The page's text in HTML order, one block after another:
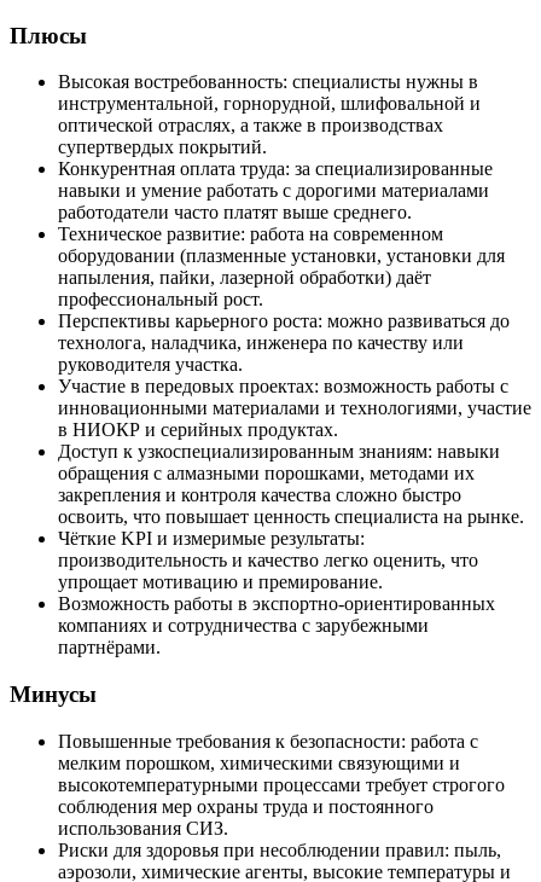
Плюсы
Высокая востребованность: специалисты нужны в
инструментальной, горнорудной, шлифовальной и
оптической отраслях, а также в производствах
супертвердых покрытий.
Конкурентная оплата труда: за специализированные
навыки и умение работать с дорогими материалами
работодатели часто платят выше среднего.
Техническое развитие: работа на современном
оборудовании (плазменные установки, установки для
напыления, пайки, лазерной обработки) даёт
профессиональный рост.
Перспективы карьерного роста: можно развиваться до
технолога, наладчика, инженера по качеству или
руководителя участка.
Участие в передовых проектах: возможность работы с
инновационными материалами и технологиями, участие
в НИОКР и серийных продуктах.
Доступ к узкоспециализированным знаниям: навыки
обращения с алмазными порошками, методами их
закрепления и контроля качества сложно быстро
освоить, что повышает ценность специалиста на рынке.
Чёткие KPI и измеримые результаты:
производительность и качество легко оценить, что
упрощает мотивацию и премирование.
Возможность работы в экспортно-ориентированных
компаниях и сотрудничества с зарубежными
партнёрами.
Минусы
Повышенные требования к безопасности: работа с
мелким порошком, химическими связующими и
высокотемпературными процессами требует строгого
соблюдения мер охраны труда и постоянного
использования СИЗ.
Риски для здоровья при несоблюдении правил: пыль,
аэрозоли, химические агенты, высокие температуры и